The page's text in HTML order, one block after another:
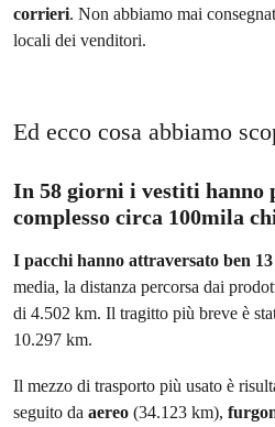
corrieri. Non abbiamo mai
locali dei venditori.
Ed ecco cosa abbiamo
In 58 giorni i vestiti hanno
complesso circa 100mila
I pacchi hanno attraversato ben
media, la distanza percorsa dai
di 4.502 km. Il tragitto più breve è
10.297 km.
Il mezzo di trasporto più usato è
seguito da aereo (34.123 km),